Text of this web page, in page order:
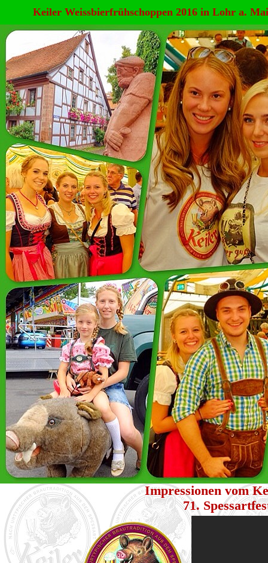
Keiler Weissbierfrühschoppen 2016 in Lohr a.
Impressionen vom
71.